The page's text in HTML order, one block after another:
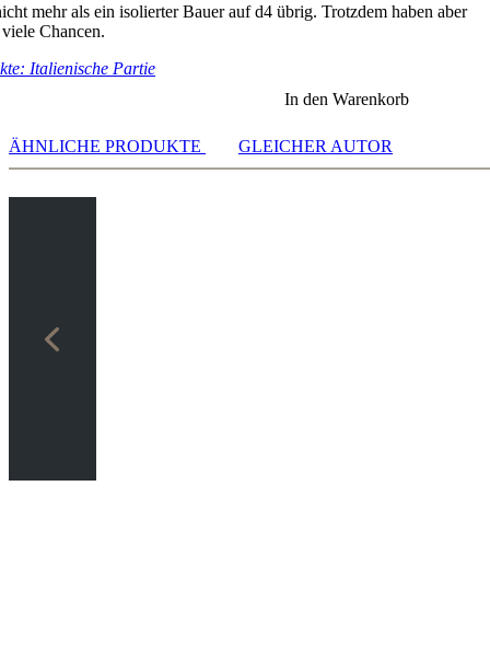
mehr als ein isolierter Bauer auf d4 übrig. Trotzdem haben aber
Chancen.
Italienische Partie
In den Warenkorb
ÄHNLICHE PRODUKTE GLEICHER AUTOR